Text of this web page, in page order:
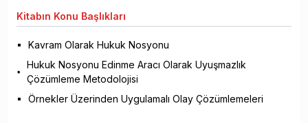
Kitabın Konu Başlıkları
Kavram Olarak Hukuk Nosyonu
Hukuk Nosyonu Edinme Aracı Olarak Uyuşmazlık
Çözümleme Metodolojisi
Örnekler Üzerinden Uygulamalı Olay Çözümlemeleri